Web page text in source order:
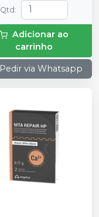
Qtd :
Adicionar ao
carrinho
Pedir via Whatsapp